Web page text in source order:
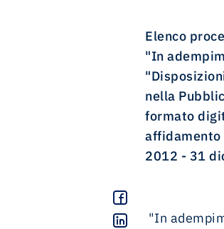
Affidamento Incarichi Legali
calendario fotografico 2026
Communication Policy
Elenco
"In
nella
formato
affidamento
2012 - 31
"In